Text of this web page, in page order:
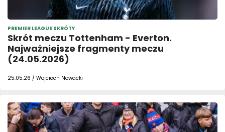
PREMIER LEAGUE SKRÓTY
Skrót meczu Tottenham - Everton.
Najważniejsze fragmenty meczu
(24.05.2026)
25.05.26 / Wojciech Nowacki